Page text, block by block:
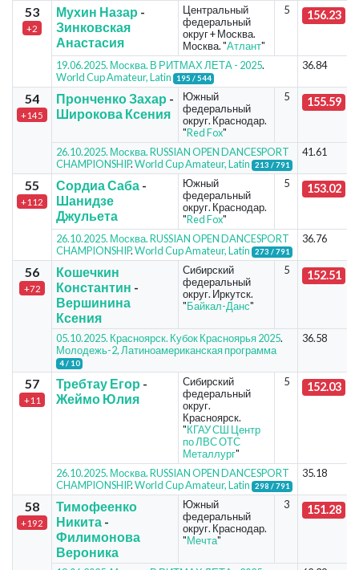
53
+2
Мухин Назар -
Зинковская
Анастасия
Центральный
федеральный
округ + Москва.
Москва. "Атлант"
5 156.23
19.06.2025. Москва. В РИТМАХ ЛЕТА - 2025.
World Cup Amateur, Latin
195 / 544
36.84
54
+145
Пронченко Захар -
Широкова Ксения
Южный
федеральный
округ. Краснодар.
"Red Fox"
5 155.59
26.10.2025. Москва. RUSSIAN OPEN DANCESPORT
CHAMPIONSHIP.World Cup Amateur, Latin 213 / 791
41.61
55
+112
Сордиа Саба-
Шанидзе
Джульета
Южный
федеральный
округ. Краснодар.
"Red Fox"
5 153.02
26.10.2025. Москва. RUSSIAN OPEN DANCESPORT
CHAMPIONSHIP.World Cup Amateur, Latin 273 / 791
36.76
56
+72
Кошечкин
Константин -
Вершинина
Ксения
Сибирский
федеральный
округ. Иркутск.
"Байкал-Данс"
5 152.51
05.10.2025. Красноярск. Кубок Красноярья 2025.
Молодежь-2, Латиноамериканская программа
4 / 10
36.58
57
+11
Требтау Егор -
Жеймо Юлия
Сибирский
федеральный
округ.
Красноярск.
"КГАУ СШ Центр
по ЛВС ОТС
Металлург"
5 152.03
26.10.2025. Москва. RUSSIAN OPEN DANCESPORT
CHAMPIONSHIP.World Cup Amateur, Latin 298 / 791
35.18
58
+192
Тимофеенко
Никита-
Филимонова
Вероника
Южный
федеральный
округ. Краснодар.
"Мечта"
3 151.28